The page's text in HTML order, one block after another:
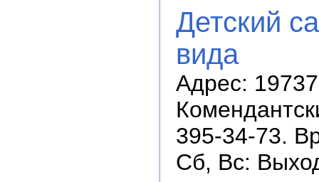
Детский
вида
Адрес:
395-34-73.
Сб, Вс: